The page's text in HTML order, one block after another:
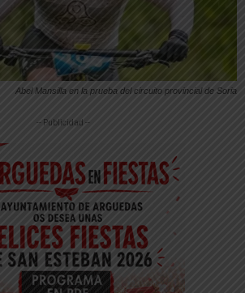
Abel Mansilla en la prueba del circuito provincial de Soria
-- Publicidad --